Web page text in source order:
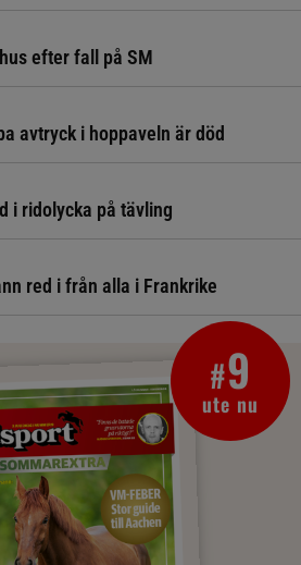
efter fall på SM
avtryck i hoppaveln är död
i ridolycka på tävling
red i från alla i Frankrike
#9
ute nu